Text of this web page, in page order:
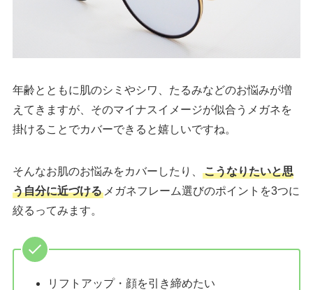
年齢とともに肌のシミやシワ、たるみなどのお悩みが増
えてきますが、そのマイナスイメージが似合うメガネを
掛けることでカバーできると嬉しいですね。
そんなお肌のお悩みをカバーしたり、
こうなりたいと思
う自分に近づけるメガネフレーム選びのポイントを3つに
絞るってみます。
リフトアップ・顔を引き締めたい